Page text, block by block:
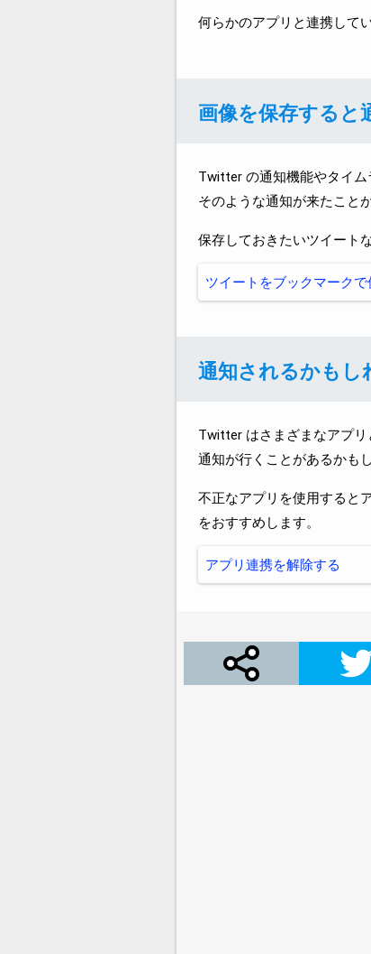
何らかのアプリと連携して
画像を保存すると
Twitter の通知機能やタイ
そのような通知が来たこと
保存しておきたいツイート
ツイートをブックマークで
通知されるかもし
Twitter はさまざまなアプ
通知が行くことがあるかも
不正なアプリを使用すると
をおすすめします。
アプリ連携を解除する